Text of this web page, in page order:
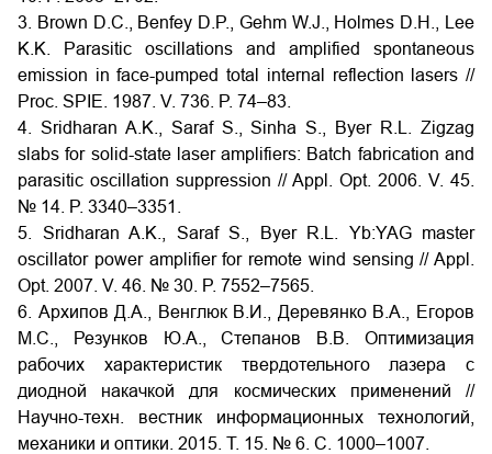
3. Brown D.C., Benfey D.P., Gehm W.J., Holmes D.H., Lee
K.K. Parasitic oscillations and amplified spontaneous
emission in face-pumped total internal reflection lasers //
Proc. SPIE. 1987. V. 736. P. 74–83.
4. Sridharan A.K., Saraf S., Sinha S., Byer R.L. Zigzag
slabs for solid-state laser amplifiers: Batch fabrication and
parasitic oscillation suppression // Appl. Opt. 2006. V. 45.
№ 14. P. 3340–3351.
5. Sridharan A.K., Saraf S., Byer R.L. Yb:YAG master
oscillator power amplifier for remote wind sensing // Appl.
Opt. 2007. V. 46. № 30. P. 7552–7565.
6. Архипов Д.А., Венглюк В.И., Деревянко В.А., Егоров
М.С., Резунков Ю.А., Степанов В.В. Оптимизация
рабочих характеристик твердотельного лазера с
диодной накачкой для космических применений //
Научно-техн. вестник информационных технологий,
механики и оптики. 2015. Т. 15. № 6. С. 1000–1007.